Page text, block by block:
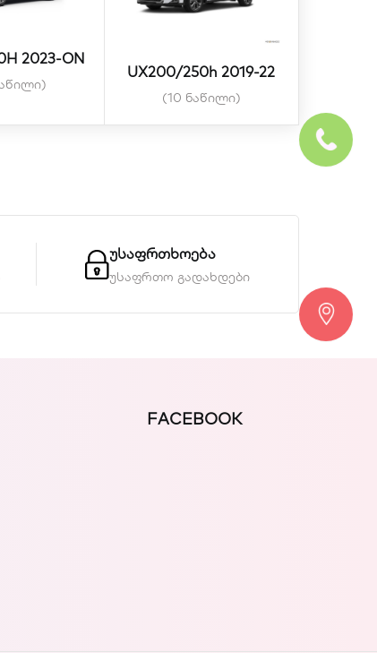
2023-ON
UX200/250h 2019-22
(10 ნაწილი)
უსაფრთხოება
უსაფრთო გადახდები
FACEBOOK